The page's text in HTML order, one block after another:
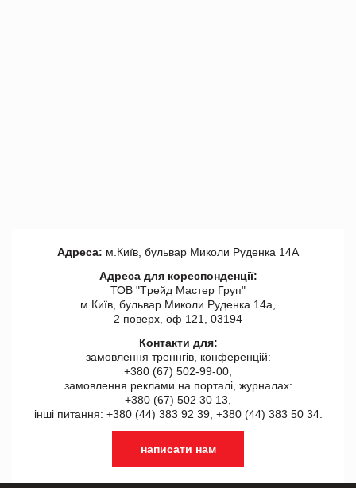
Адреса: м.Київ, бульвар Миколи Руденка 14А
Адреса для кореспонденції:
ТОВ "Tрейд Мастер Груп"
м.Київ, бульвар Миколи Руденка 14а,
2 поверх, оф 121, 03194
Контакти для:
замовлення треннгів, конференцій:
+380 (67) 502-99-00,
замовлення реклами на порталі, журналах:
+380 (67) 502 30 13,
інші питання: +380 (44) 383 92 39, +380 (44) 383 50 34.
написати нам